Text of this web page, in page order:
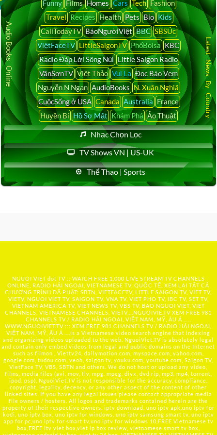
Funny Films Homes Cars Tech Fashion
Travel Recipes Health Pets Bio Kids
CaliTodayTV BáoNgườiViệt BBC SBSÚc
ViệtFaceTV LittleSaigonTV PhốBolsa KBC
Radio Đáp Lời Sông Núi Little Saigon Radio
VânSơnTV Việt Thảo Vui Lạ Đọc Báo Vẹm
Nguyễn N Ngạn AudioBooks N. Xuân Nghiã
CuộcSống ở USA Canada Australia France
Huyền Bí Hồ Sơ Mật Khám Phá Ảo Thuật
Nhạc Chọn Lọc
TV Shows VN | US-UK
Thể Thao | Sports
Audio Books Online Latest News By Country
NGUOI VIET dot TV :: WATCH FREE 1,000 LIVE STREAM TV CHANNELS
ONLINE, RADIO HẢI NGOẠI, VIETNAMESE TV, QUỐC TẾ, XEM LẠI TẤT CẢ
CHƯƠNG TRÌNH ĐÃ PHÁT: SBTN, VIETFACETV, LITTLE SAIGON TV, VIET TV,
VIETV, NGUOI VIET TV, SAIGON TV, VNA TV, VIET PHO TV, IBC TV, SET TV,
VIETNAM AMERICA TV, VIET NEWS TV, VBS TV, BAO NGUOI VIET, VIET
CHANNELS, VIETNAMESE CHANNELS, VIETV,... NGUOIVIE.TV XEM FREE 981
CHANNELS TV / RADIO HẢI NGOẠI, VIỆT NAM, MỸ, ÂU Á …..
WWW.NGUOIVIET.TV ::: XEM FREE 981 CHANNELS TV / RADIO HẢI NGOẠI,
VIỆT NAM, MỸ, ÂU Á ….is a Vietnamese video search engine that indexing
and organizing videos uploaded to the web. NguoiViet.TV is absolutely legal
and contain only embed videos from legal and public domains on the Internet
such as filmon , Viettv24, dailymotion.com, myspace.com, yahoo.com,
google.com, tudou.com, veoh, saigon tv, youku.com, youtube.com, Saigon TV,
VietFace TV, VBS, SBTN and others. We do not host or upload any video,
films, media files (avi, mov, flv, mpg, mpeg, divx, dvd rip, mp3, mp4, torrent,
ipod, psp), NguoiViet.TV is not responsible for the accuracy, compliance,
copyright, legality, decency, or any other aspect of the content of other
linked sites. If you have any legal issues please contact appropriate media
file owners / hosters. All logos and trademarks contained herein are the
property of their respective owners. iptv download, uno iptv apk,uno iptv for
kodi, uno iptv box, uno iptv for windows, uno iptv samsung smart tv, uno iptv
app for pc,uno iptv for smart tv,uno iptv for windows 10,FREE Vietnamese tv
box,FREE itv viet box,viet ip box review, vietnamese smart tv box,